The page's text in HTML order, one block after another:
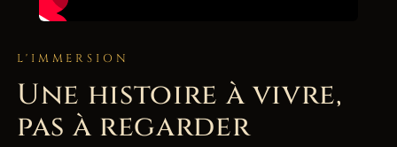
L'IMMERSION
Une histoire à vivre,
pas à regarder